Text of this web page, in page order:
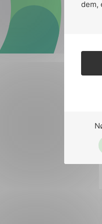
dem,
Forsvar og beredskap
Industri og automatisering
Lavspenning
Maritime elinstallasjoner